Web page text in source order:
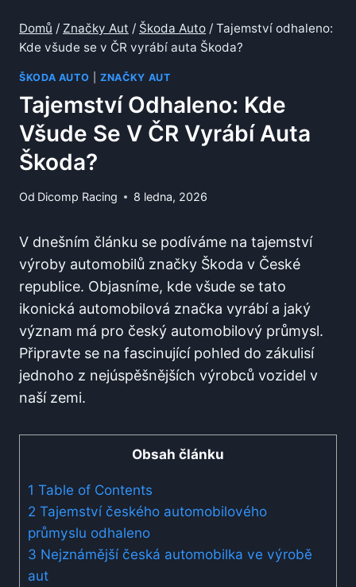
Domů / Značky Aut / Škoda Auto / Tajemství odhaleno:
Kde všude se v ČR vyrábí auta Škoda?
ŠKODA AUTO |ZNAČKY AUT
Tajemství Odhaleno: Kde
Všude Se V ČR Vyrábí Auta
Škoda?
Od Dicomp Racing 8 ledna, 2026
V dnešním článku se podíváme na tajemství
výroby automobilů značky Škoda v České
republice. Objasníme, kde všude se tato
ikonická automobilová značka vyrábí a jaký
význam má pro český automobilový průmysl.
Připravte se na fascinující pohled do zákulisí
jednoho z nejúspěšnějších výrobců vozidel v
naší zemi.
Obsah článku
1 Table of Contents
2 Tajemství českého automobilového
průmyslu odhaleno
3 Nejznámější česká automobilka ve výrobě
aut